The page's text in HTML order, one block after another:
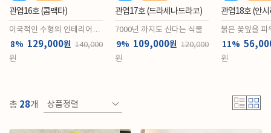
관엽16호 (콤팩타)
이국적인 수형의 인테리어식
물
8% 129,000원 140,000
원
관엽17호 (드라세나드라코)
7000년 까지도 산다는 식물
9% 109,000원 120,000
원
관엽18호 (안
붉은 꽃잎을 피
11%
원
총 28개 상품정렬